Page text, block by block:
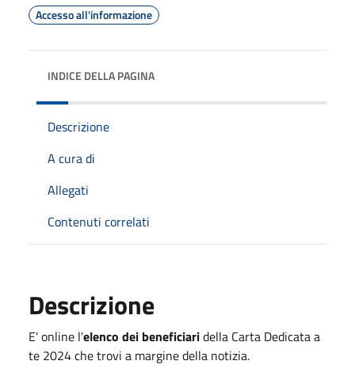
Accesso all'informazione
INDICE DELLA PAGINA
Descrizione
A cura di
Allegati
Contenuti correlati
Descrizione
E' online l'elenco dei beneficiaridella Carta Dedicata a
te 2024 che trovi a margine della notizia.